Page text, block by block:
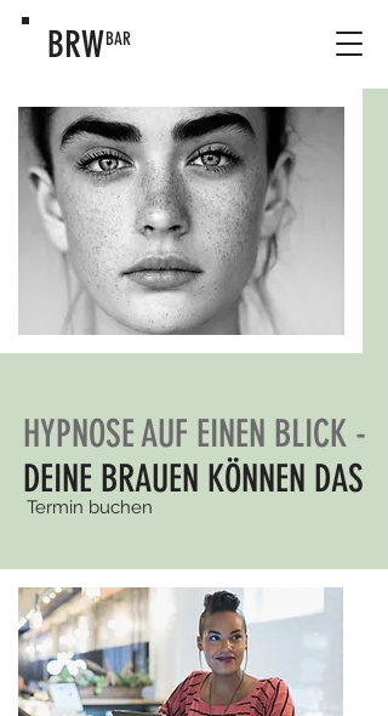
BRWBAR
HYPNOSE AUF EINEN BLICK -
DEINE BRAUEN KÖNNEN DAS
Termin buchen